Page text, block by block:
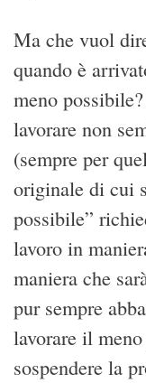
Ma che vuol
quando è
meno
lavorare non
(sempre per
originale di cui
possibile”
lavoro in
maniera che
pur sempre
lavorare il
sospendere la